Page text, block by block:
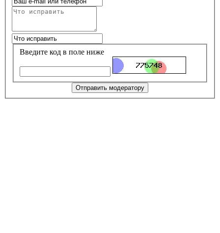
Введите код в поле ниже
Отправить модератору